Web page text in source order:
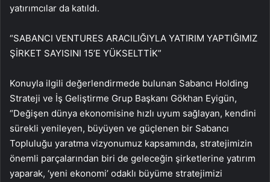
yatırımcılar da katıldı.
“SABANCI VENTURES ARACILIĞIYLA YATIRIM YAPTIĞIMIZ
ŞİRKET SAYISINI 15’E YÜKSELTTİK”
Konuyla ilgili değerlendirmede bulunan Sabancı Holding
Strateji ve İş Geliştirme Grup Başkanı Gökhan Eyigün,
“Değişen dünya ekonomisine hızlı uyum sağlayan, kendini
sürekli yenileyen, büyüyen ve güçlenen bir Sabancı
Topluluğu yaratma vizyonumuz kapsamında, stratejimizin
önemli parçalarından biri de geleceğin şirketlerine yatırım
yaparak, ‘yeni ekonomi’ odaklı büyüme stratejimizi